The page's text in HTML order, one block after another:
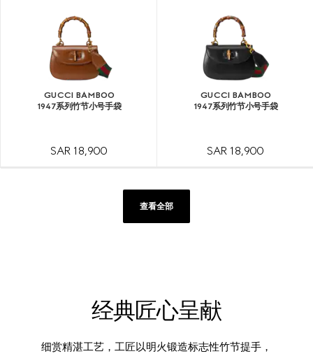
GUCCI BAMBOO
1947系列竹节小号手袋
SAR 18,900
GUCCI BAMBOO
1947系列竹节小号手袋
SAR 18,900
查看全部
经典匠心呈献
细赏精湛工艺，工匠以明火锻造标志性竹节提手，